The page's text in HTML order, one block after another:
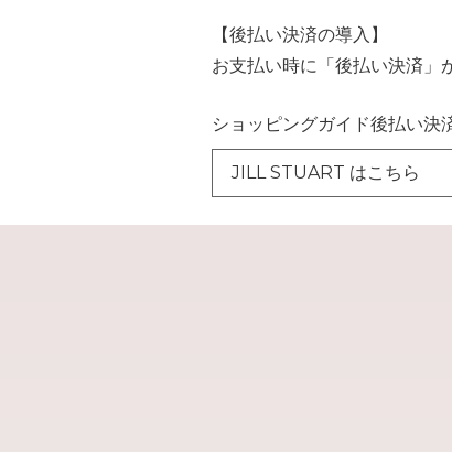
【後払い決済の導入】
お支払い時に「後払い決済」
ショッピングガイド後払い決
JILL STUART はこちら